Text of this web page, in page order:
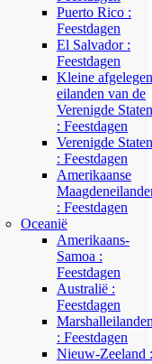
Puerto Rico :
Feestdagen
El Salvador :
Feestdagen
Kleine afgelegen
eilanden van de
Verenigde Staten
: Feestdagen
Verenigde Staten
: Feestdagen
Amerikaanse
: Feestdagen
Oceanië
Amerikaans-
Samoa :
Feestdagen
Australië :
Feestdagen
: Feestdagen
Nieuw-Zeeland :